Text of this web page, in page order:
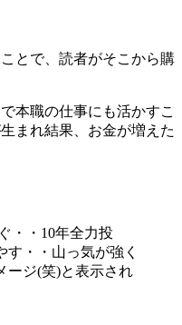
とで、読者がそこから購
本職の仕事にも活かすこ
まれ結果、お金が増えた